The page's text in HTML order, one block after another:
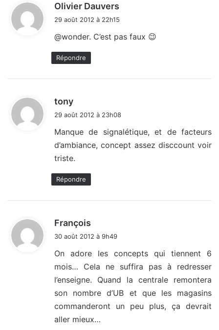
Olivier Dauvers
29 août 2012 à 22h15
@wonder. C’est pas faux 😉
Répondre
tony
i
:
29 août 2012 à 23h08
Manque de signalétique, et de facteurs
d’ambiance, concept assez disccount voir
triste.
Répondre
François
i
:
30 août 2012 à 9h49
On adore les concepts qui tiennent 6
mois… Cela ne suffira pas à redresser
l’enseigne. Quand la centrale remontera
son nombre d’UB et que les magasins
commanderont un peu plus, ça devrait
aller mieux…